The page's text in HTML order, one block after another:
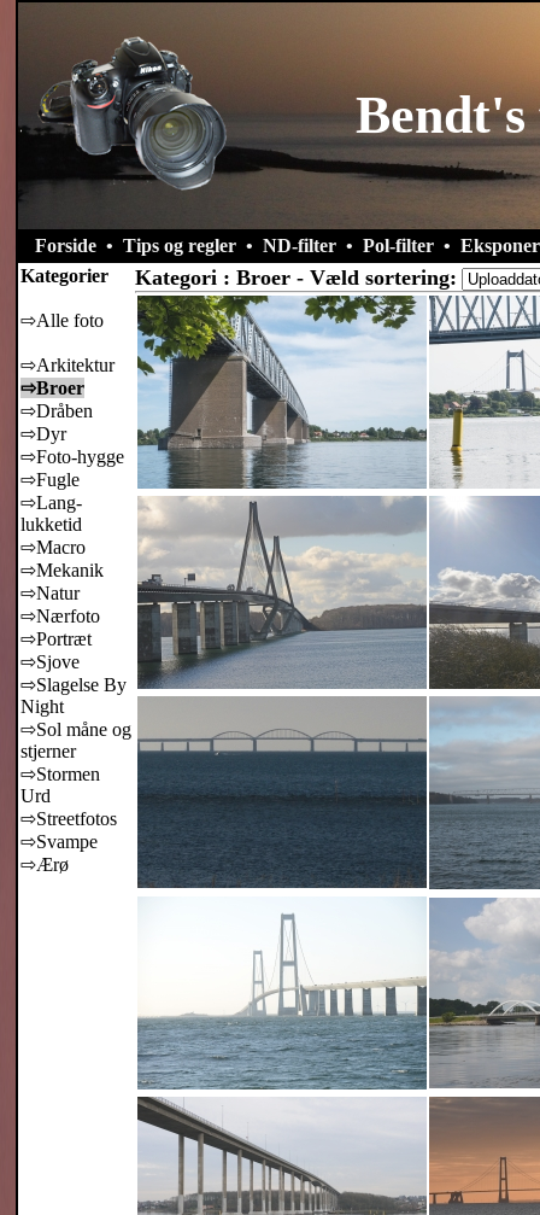
Bendt's
Forside • Tips og regler • ND-filter • Pol-filter •
Kategorier
⇨Alle foto
⇨Arkitektur
⇨Broer
⇨Dråben
⇨Dyr
⇨Foto-hygge
⇨Fugle
⇨Lang-
lukketid
⇨Macro
⇨Mekanik
⇨Natur
⇨Nærfoto
⇨Portræt
⇨Sjove
⇨Slagelse By
Night
⇨Sol måne og
stjerner
⇨Stormen
Urd
⇨Streetfotos
⇨Svampe
⇨Ærø
Kategori : Broer - Væld sortering: